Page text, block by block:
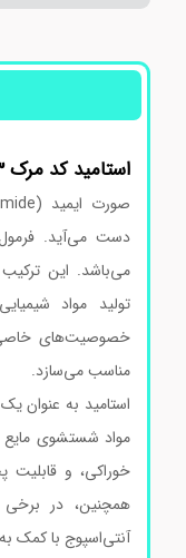
استامیدکد مرک
می‌باشد. این ترکیب
تولید مواد
خصوصیت‌های خاصی
مناسب می‌سازد.
استامید به عنوان یک
مواد شستشوی مایع
خوراکی، و قابلیت
همچنین، در برخی
آنتی‌اسپوج با کمک به